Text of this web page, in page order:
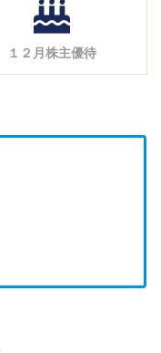
１２月株主優待